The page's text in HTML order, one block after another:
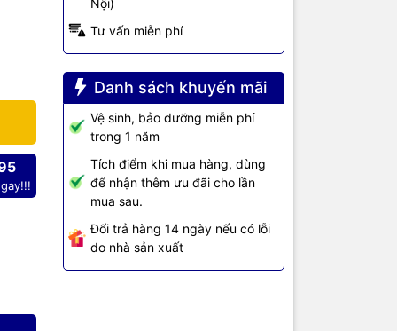
Tư vấn miễn phí
Danh sách khuyến mãi
Vệ sinh, bảo dưỡng miễn phí
trong 1 năm
Tích điểm khi mua hàng, dùng
để nhận thêm ưu đãi cho lần
mua sau.
Đổi trả hàng 14 ngày nếu có lỗi
do nhà sản xuất
thang
IP
cáp tại